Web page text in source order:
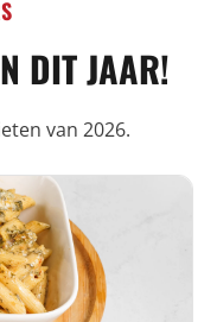
DIT JAAR!
van 2026.